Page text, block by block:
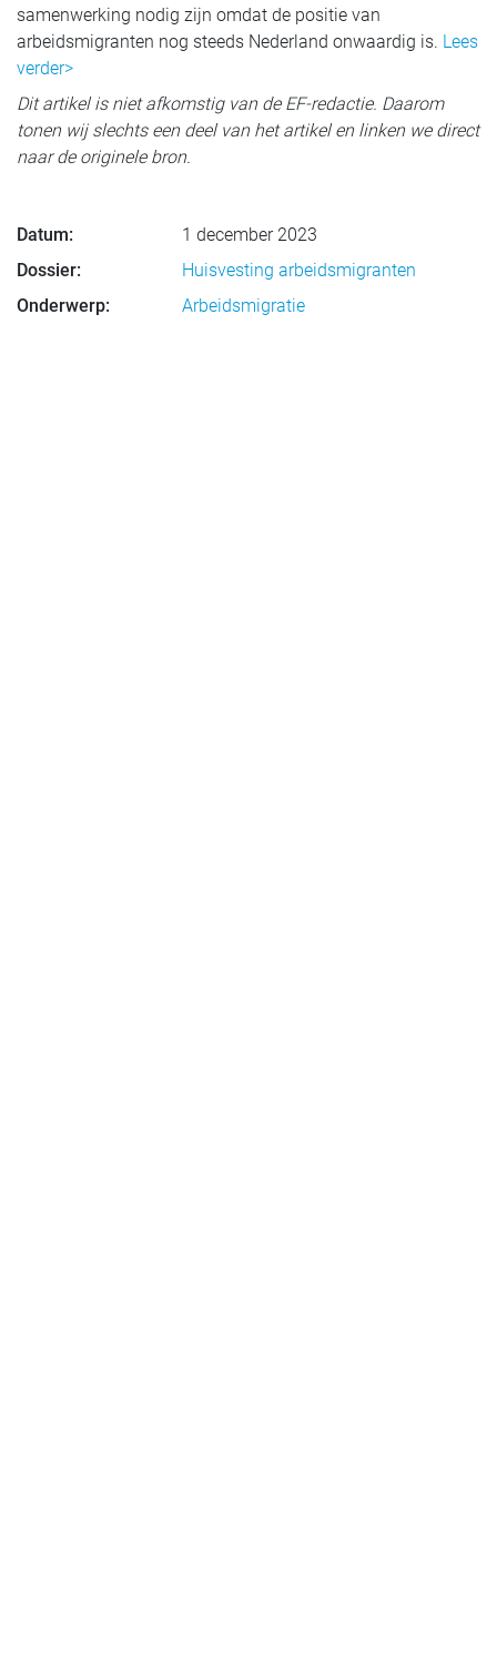
samenwerking nodig zijn omdat de positie van
arbeidsmigranten nog steeds Nederland onwaardig is. Lees
verder>
Dit artikel is niet afkomstig van de EF-redactie. Daarom
tonen wij slechts een deel van het artikel en linken we direct
naar de originele bron.
Datum:
1 december 2023
Dossier:
Huisvesting arbeidsmigranten
Onderwerp:
Arbeidsmigratie